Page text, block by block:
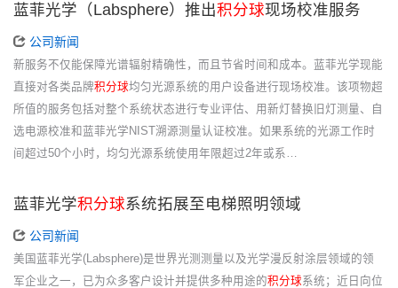
蓝菲光学（Labsphere）推出积分球现场校准服务
公司新闻
新服务不仅能保障光谱辐射精确性，而且节省时间和成本。蓝菲光学现能
直接对各类品牌积分球均匀光源系统的用户设备进行现场校准。该项物超
所值的服务包括对整个系统状态进行专业评估、用新灯替换旧灯测量、自
选电源校准和蓝菲光学NIST溯源测量认证校准。如果系统的光源工作时
间超过50个小时，均匀光源系统使用年限超过2年或系…
蓝菲光学积分球系统拓展至电梯照明领域
公司新闻
美国蓝菲光学(Labsphere)是世界光测测量以及光学漫反射涂层领域的领
军企业之一，已为众多客户设计并提供多种用途的积分球系统；近日向位